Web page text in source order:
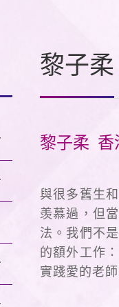
黎子柔
黎子柔 香
與很多舊生
羡慕過，但
法。我們不
的額外工作
實踐愛的老